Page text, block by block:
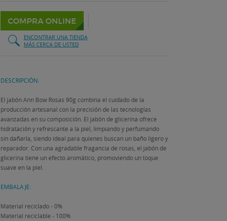
COMPRA ONLINE
ENCONTRAR UNA TIENDA
MÁS CERCA DE USTED
DESCRIPCIÓN:
El jabón Ann Bow Rosas 90g combina el cuidado de la
producción artesanal con la precisión de las tecnologías
avanzadas en su composición. El jabón de glicerina ofrece
hidratación y refrescante a la piel, limpiando y perfumando
sin dañarla, siendo ideal para quienes buscan un baño ligero y
reparador. Con una agradable fragancia de rosas, el jabón de
glicerina tiene un efecto aromático, promoviendo un toque
suave en la piel.
EMBALAJE:
Material reciclado - 0%
Material reciclable - 100%